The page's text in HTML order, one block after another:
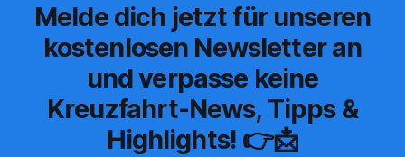
Melde dich jetzt für unseren
kostenlosen Newsletter an
und verpasse keine
Kreuzfahrt-News, Tipps &
Highlights! 👉📩